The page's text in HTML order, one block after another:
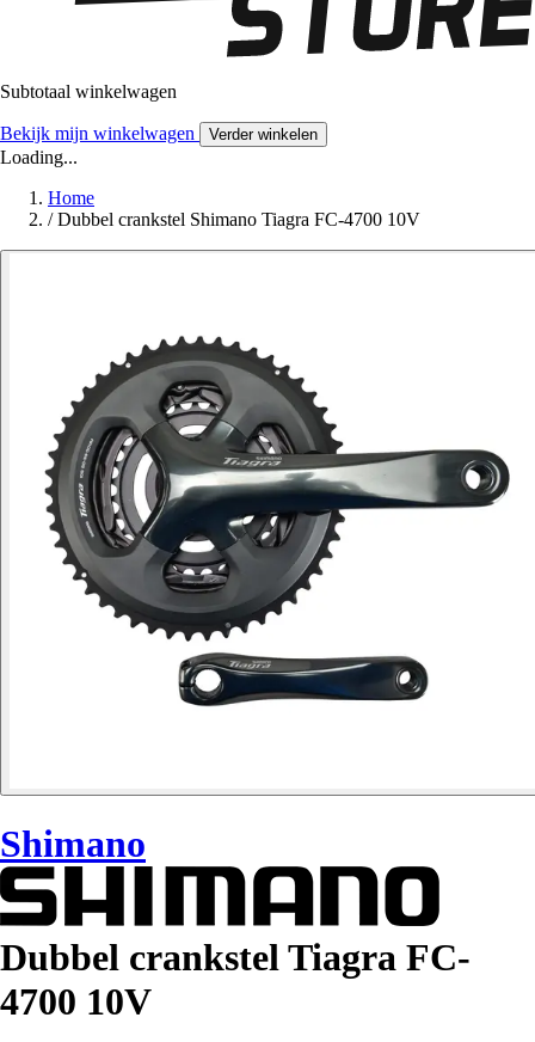
Subtotaal winkelwagen
Bekijk mijn winkelwagen Verder winkelen
Loading...
Home
/ Dubbel crankstel Shimano Tiagra FC-4700 10V
Shimano
Dubbel crankstel Tiagra FC-
4700 10V